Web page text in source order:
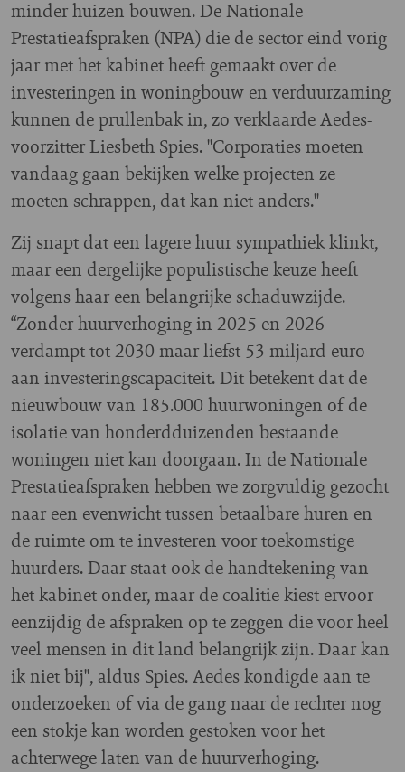
minder huizen bouwen. De Nationale
Prestatieafspraken (NPA) die de sector eind vorig
jaar met het kabinet heeft gemaakt over de
investeringen in woningbouw en verduurzaming
kunnen de prullenbak in, zo verklaarde Aedes-
voorzitter Liesbeth Spies. "Corporaties moeten
vandaag gaan bekijken welke projecten ze
moeten schrappen, dat kan niet anders."
Zij snapt dat een lagere huur sympathiek klinkt,
maar een dergelijke populistische keuze heeft
volgens haar een belangrijke schaduwzijde.
“Zonder huurverhoging in 2025 en 2026
verdampt tot 2030 maar liefst 53 miljard euro
aan investeringscapaciteit. Dit betekent dat de
nieuwbouw van 185.000 huurwoningen of de
isolatie van honderdduizenden bestaande
woningen niet kan doorgaan. In de Nationale
Prestatieafspraken hebben we zorgvuldig gezocht
naar een evenwicht tussen betaalbare huren en
de ruimte om te investeren voor toekomstige
huurders. Daar staat ook de handtekening van
het kabinet onder, maar de coalitie kiest ervoor
eenzijdig de afspraken op te zeggen die voor heel
veel mensen in dit land belangrijk zijn. Daar kan
ik niet bij", aldus Spies. Aedes kondigde aan te
onderzoeken of via de gang naar de rechter nog
een stokje kan worden gestoken voor het
achterwege laten van de huurverhoging.